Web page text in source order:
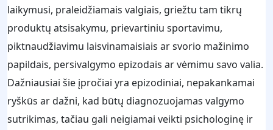
laikymusi, praleidžiamais valgiais, griežtu tam tikrų
produktų atsisakymu, prievartiniu sportavimu,
piktnaudžiavimu laisvinamaisiais ar svorio mažinimo
papildais, persivalgymo epizodais ar vėmimu savo valia.
Dažniausiai šie įpročiai yra epizodiniai, nepakankamai
ryškūs ar dažni, kad būtų diagnozuojamas valgymo
sutrikimas, tačiau gali neigiamai veikti psichologinę ir